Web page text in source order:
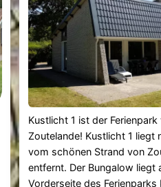
Kustlicht 1 ist der Ferienpark
Zoutelande! Kustlicht 1 liegt
vom schönen Strand von
entfernt. Der Bungalow liegt
Vorderseite des Ferienparks